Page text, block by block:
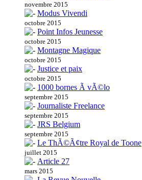
novembre 2015
Modus Vivendi
octobre 2015
Point Infos Jeunesse
octobre 2015
Montagne Magique
octobre 2015
Justice et paix
octobre 2015
1000 bornes Ã vÃ©lo
septembre 2015
Journaliste Freelance
septembre 2015
JRS Belgium
septembre 2015
Le ThÃ©Ã¢tre Royal de Toone
juillet 2015
Article 27
mars 2015